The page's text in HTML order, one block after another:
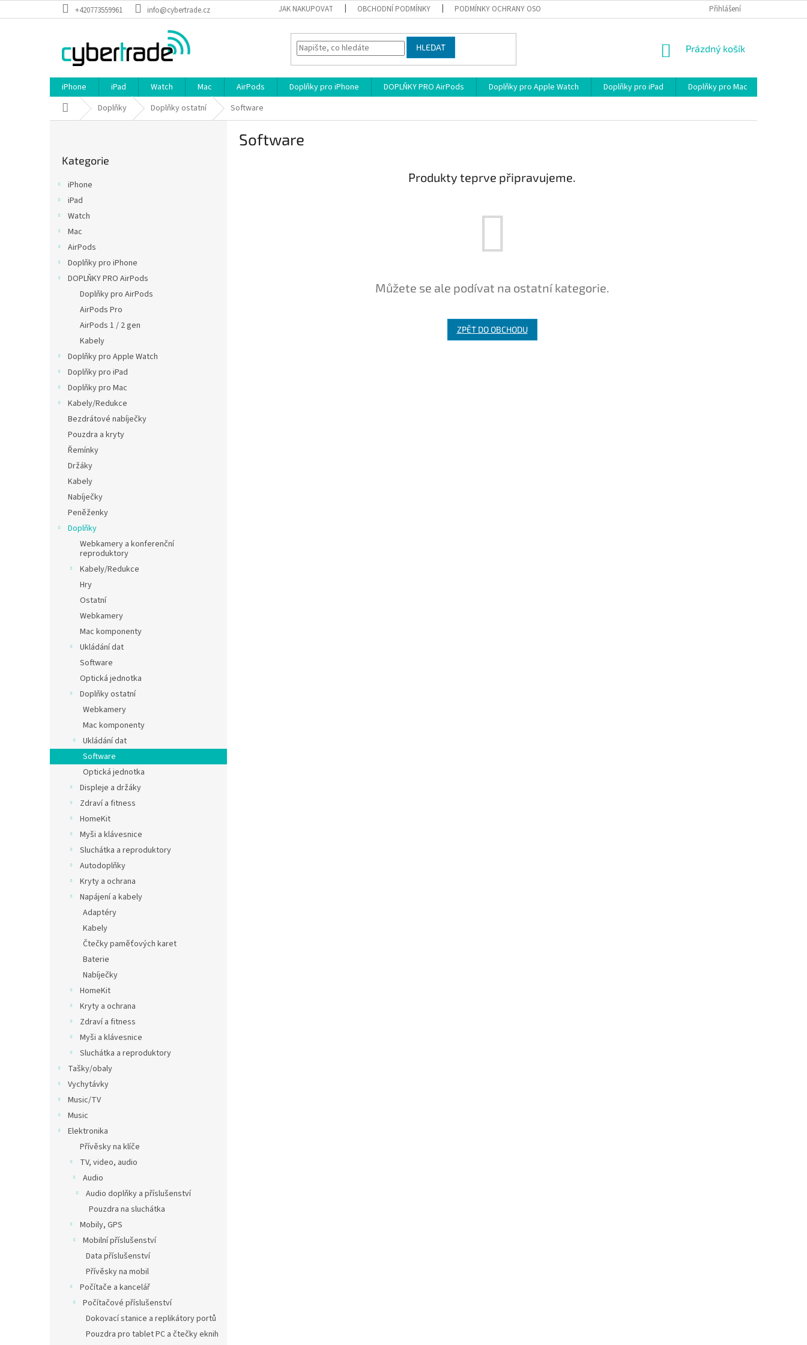
na
+420773559961 info@cybertrade.cz JAK NAKUPOVAT OBCHODNÍ PODMÍNKY PODMÍNKY OCHRANY OSOBNÍCH ÚDAJŮ Přihlášení
HLEDAT
NÁKUPNÍ
Prázdný košík
iPhone iPad Watch Mac AirPods Doplňky pro iPhone DOPLŇKY PRO AirPods Doplňky pro Apple Watch Doplňky pro iPad Doplňky pro Mac
Domů Doplňky Doplňky ostatní Software
kategorie
Kategorie
iPhone
iPad
Watch
Mac
AirPods
Doplňky pro iPhone
DOPLŇKY PRO AirPods
Doplňky pro AirPods
AirPods Pro
AirPods 1 / 2 gen
Kabely
Doplňky pro Apple Watch
Doplňky pro iPad
Doplňky pro Mac
Kabely/Redukce
Bezdrátové nabíječky
Pouzdra a kryty
Řemínky
Držáky
Kabely
Nabíječky
Peněženky
Doplňky
Webkamery a konferenční
reproduktory
Kabely/Redukce
Hry
Ostatní
Webkamery
Mac komponenty
Ukládání dat
Software
Optická jednotka
Doplňky ostatní
Webkamery
Mac komponenty
Ukládání dat
Software
Optická jednotka
Displeje a držáky
Zdraví a fitness
HomeKit
Myši a klávesnice
Sluchátka a reproduktory
Autodoplňky
Kryty a ochrana
Napájení a kabely
Adaptéry
Kabely
Čtečky paměťových karet
Baterie
Nabíječky
HomeKit
Kryty a ochrana
Zdraví a fitness
Myši a klávesnice
Sluchátka a reproduktory
Tašky/obaly
Vychytávky
Music/TV
Music
Elektronika
Přívěsky na klíče
TV, video, audio
Audio
Audio doplňky a příslušenství
Pouzdra na sluchátka
Mobily, GPS
Mobilní příslušenství
Data příslušenství
Přívěsky na mobil
Počítače a kancelář
Počítačové příslušenství
Dokovací stanice a replikátory portů
Pouzdra pro tablet PC a čtečky eknih
Software
Produkty teprve připravujeme.
Můžete se ale podívat na ostatní kategorie.
ZPĚT DO OBCHODU